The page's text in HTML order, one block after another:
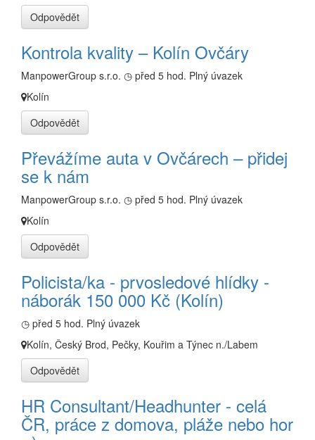
Odpovědět
Kontrola kvality – Kolín Ovčáry
ManpowerGroup s.r.o. ◷ před 5 hod. Plný úvazek
Kolín
Odpovědět
Převážíme auta v Ovčárech – přidej
se k nám
ManpowerGroup s.r.o. ◷ před 5 hod. Plný úvazek
Kolín
Odpovědět
Policista/ka - prvosledové hlídky -
náborák 150 000 Kč (Kolín)
◷ před 5 hod. Plný úvazek
Kolín, Český Brod, Pečky, Kouřim a Týnec n./Labem
Odpovědět
HR Consultant/Headhunter - celá
ČR, práce z domova, pláže nebo hor